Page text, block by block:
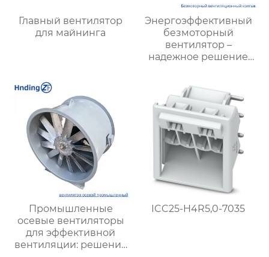
Главный вентилятор
для майнинга
Энергоэффективный
безмоторный
вентилятор –
надежное решение
Промышленные
осевые вентиляторы
для эффективной
вентиляции: решение
ICC25-H4R5,0-7035